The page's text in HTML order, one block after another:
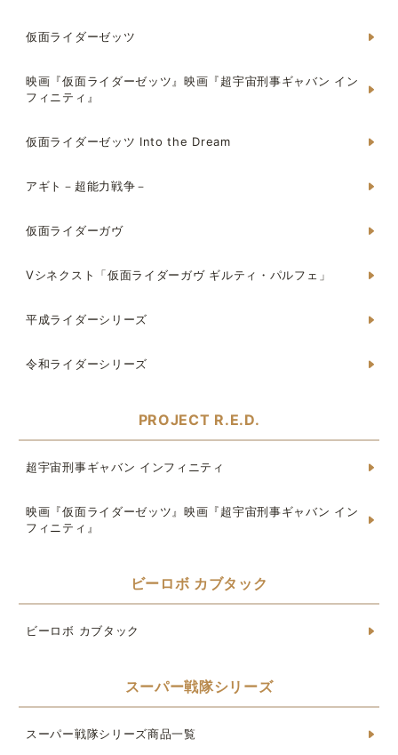
仮面ライダーゼッツ
映画『仮面ライダーゼッツ』映画『超宇宙刑事ギャバン イン
フィニティ』
仮面ライダーゼッツ Into the Dream
アギト－超能力戦争－
仮面ライダーガヴ
Vシネクスト「仮面ライダーガヴ ギルティ・パルフェ」
平成ライダーシリーズ
令和ライダーシリーズ
PROJECT R.E.D.
超宇宙刑事ギャバン インフィニティ
映画『仮面ライダーゼッツ』映画『超宇宙刑事ギャバン イン
フィニティ』
ビーロボ カブタック
ビーロボ カブタック
スーパー戦隊シリーズ
スーパー戦隊シリーズ商品一覧